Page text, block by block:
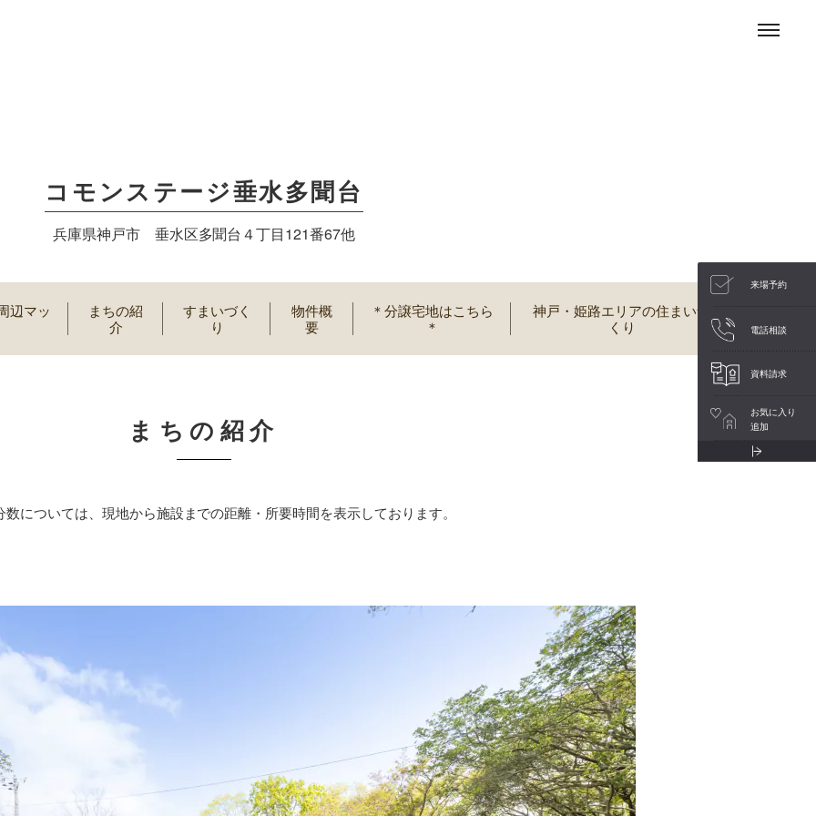
コモンステージ垂水多聞台
兵庫県神戸市 垂水区多聞台４丁目121番67他
辺マッ
まちの紹
介
すまいづく
り
物件概
要
＊分譲宅地はこちら
＊
神戸・姫路エリアの住まいづ
くり
まちの紹介
数については、現地から施設までの距離・所要時間を表示しております。
来場予約
電話相談
資料請求
お気に入り
追加